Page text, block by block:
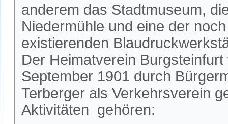
anderem das Stadtmuseum,
Niedermühle und eine der
existierenden
Der Heimatverein
September 1901 durch
Terberger als Verkehrsverein
Aktivitäten gehören: